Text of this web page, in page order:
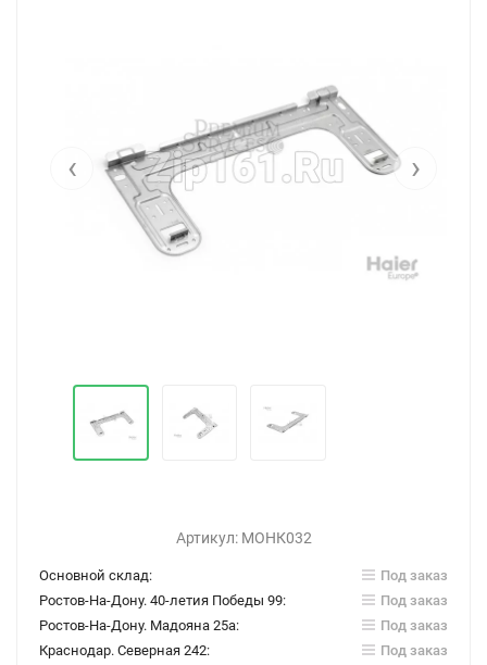
‹ ›
Артикул: МОНК032
Основной склад:
Под заказ
Ростов-На-Дону. 40-летия Победы 99:
Под заказ
Ростов-На-Дону. Мадояна 25а:
Под заказ
Краснодар. Северная 242:
Под заказ